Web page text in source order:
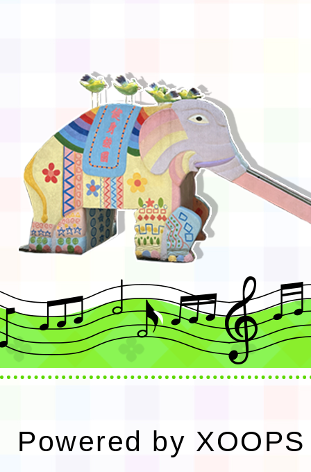
Powered by XOOPS